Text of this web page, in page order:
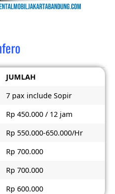
JUMLAH
7 pax include Sopir
Rp 450.000 / 12 jam
Rp 550.000-650.000/Hr
Rp 700.000
Rp 700.000
Rp 600.000